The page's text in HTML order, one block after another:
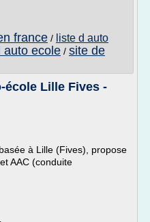
france / liste d auto
l auto ecole / site de
école Lille Fives -
à Lille (Fives), propose
AAC (conduite